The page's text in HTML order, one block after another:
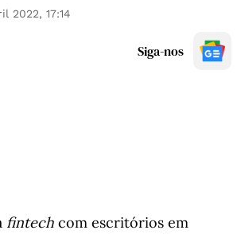
2022, 17:14
Siga-nos
fintech com escritórios em